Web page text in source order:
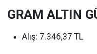
GRAM ALTIN
Alış: 7.346,37 TL